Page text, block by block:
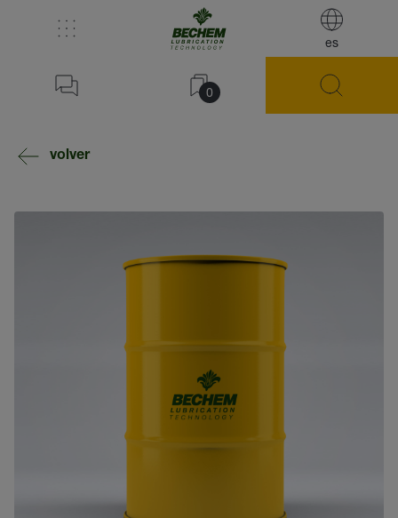
es
0
volver